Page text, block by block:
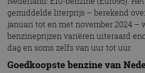
gemiddelde literprijs – berekend
januari tot en met november 2024 –
benzineprijzen variëren uiteraard
dag en soms zelfs van uur tot uur.
Goedkoopste benzine van